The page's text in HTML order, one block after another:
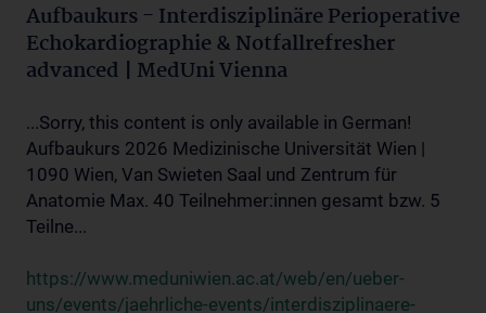
Aufbaukurs - Interdisziplinäre Perioperative
Echokardiographie & Notfallrefresher
advanced | MedUni Vienna
...Sorry, this content is only available in German!
Aufbaukurs 2026 Medizinische Universität Wien |
1090 Wien, Van Swieten Saal und Zentrum für
Anatomie Max. 40 Teilnehmer:innen gesamt bzw. 5
Teilne...
https://www.meduniwien.ac.at/web/en/ueber-
uns/events/jaehrliche-events/interdisziplinaere-